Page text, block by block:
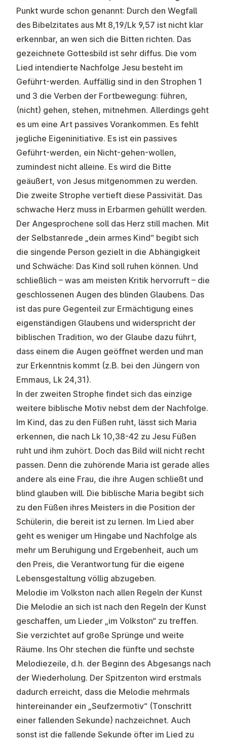
Punkt wurde schon genannt: Durch den Wegfall
des Bibelzitates aus Mt 8,19/Lk 9,57 ist nicht klar
erkennbar, an wen sich die Bitten richten. Das
gezeichnete Gottesbild ist sehr diffus. Die vom
Lied intendierte Nachfolge Jesu besteht im
Geführt-werden. Auffällig sind in den Strophen 1
und 3 die Verben der Fortbewegung: führen,
(nicht) gehen, stehen, mitnehmen. Allerdings geht
es um eine Art passives Vorankommen. Es fehlt
jegliche Eigeninitiative. Es ist ein passives
Geführt-werden, ein Nicht-gehen-wollen,
zumindest nicht alleine. Es wird die Bitte
geäußert, von Jesus mitgenommen zu werden.
Die zweite Strophe vertieft diese Passivität. Das
schwache Herz muss in Erbarmen gehüllt werden.
Der Angesprochene soll das Herz still machen. Mit
der Selbstanrede „dein armes Kind“ begibt sich
die singende Person gezielt in die Abhängigkeit
und Schwäche: Das Kind soll ruhen können. Und
schließlich – was am meisten Kritik hervorruft – die
geschlossenen Augen des blinden Glaubens. Das
ist das pure Gegenteil zur Ermächtigung eines
eigenständigen Glaubens und widerspricht der
biblischen Tradition, wo der Glaube dazu führt,
dass einem die Augen geöffnet werden und man
zur Erkenntnis kommt (z.B. bei den Jüngern von
Emmaus, Lk 24,31).
In der zweiten Strophe findet sich das einzige
weitere biblische Motiv nebst dem der Nachfolge.
Im Kind, das zu den Füßen ruht, lässt sich Maria
erkennen, die nach Lk 10,38-42 zu Jesu Füßen
ruht und ihm zuhört. Doch das Bild will nicht recht
passen. Denn die zuhörende Maria ist gerade alles
andere als eine Frau, die ihre Augen schließt und
blind glauben will. Die biblische Maria begibt sich
zu den Füßen ihres Meisters in die Position der
Schülerin, die bereit ist zu lernen. Im Lied aber
geht es weniger um Hingabe und Nachfolge als
mehr um Beruhigung und Ergebenheit, auch um
den Preis, die Verantwortung für die eigene
Lebensgestaltung völlig abzugeben.
Melodie im Volkston nach allen Regeln der Kunst
Die Melodie an sich ist nach den Regeln der Kunst
geschaffen, um Lieder „im Volkston“ zu treffen.
Sie verzichtet auf große Sprünge und weite
Räume. Ins Ohr stechen die fünfte und sechste
Melodiezeile, d.h. der Beginn des Abgesangs nach
der Wiederholung. Der Spitzenton wird erstmals
dadurch erreicht, dass die Melodie mehrmals
hintereinander ein „Seufzermotiv“ (Tonschritt
einer fallenden Sekunde) nachzeichnet. Auch
sonst ist die fallende Sekunde öfter im Lied zu